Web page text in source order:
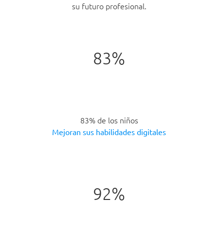
su futuro profesional.
83%
83% de los niños
Mejoran sus habilidades digitales
92%